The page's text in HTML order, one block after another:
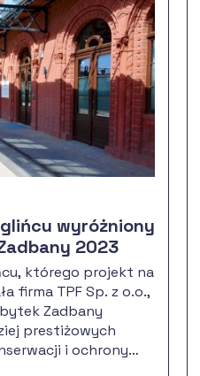
wyróżniony
2023
którego projekt na
firma TPF Sp. z o.o.,
Zadbany
i ochrony